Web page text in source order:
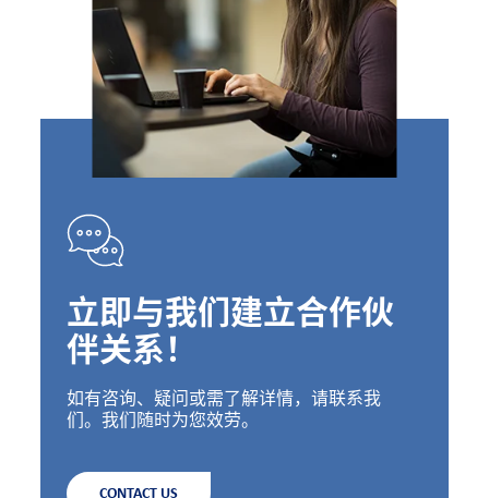
立即与我们建立合作伙
伴关系！
如有咨询、疑问或需了解详情，请联系我
们。我们随时为您效劳。
CONTACT US